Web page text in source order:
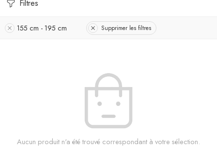
Filtres
155 cm - 195 cm Supprimer les filtres
Aucun produit n'a été trouvé correspondant à votre sélection.